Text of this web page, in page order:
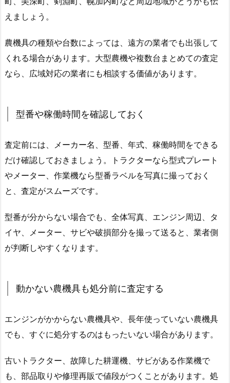
えましょう。
農機具の種類や台数によっては、遠方の業者でも出張して
くれる場合があります。大型農機や複数台まとめての査定
なら、広域対応の業者にも相談する価値があります。
型番や稼働時間を確認しておく
査定前には、メーカー名、型番、年式、稼働時間をできる
だけ確認しておきましょう。トラクターなら型式プレート
やメーター、作業機なら型番ラベルを写真に撮っておく
と、査定がスムーズです。
型番が分からない場合でも、全体写真、エンジン周辺、タ
イヤ、メーター、サビや破損部分を撮って送ると、業者側
が判断しやすくなります。
動かない農機具も処分前に査定する
エンジンがかからない農機具や、長年使っていない農機具
でも、すぐに処分するのはもったいない場合があります。
古いトラクター、故障した耕運機、サビがある作業機で
も、部品取りや修理再販で値段がつくことがあります。処